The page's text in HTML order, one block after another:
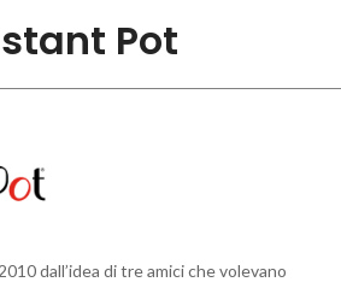
Pot
dall’idea di tre amici che volevano